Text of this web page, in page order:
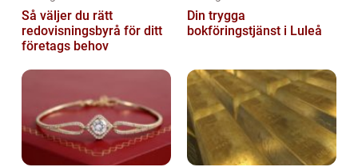
Så väljer du rätt
redovisningsbyrå för ditt
företags behov
Din trygga
bokföringstjänst i Luleå